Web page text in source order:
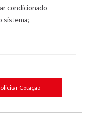
condicionado
sistema;
Cotação